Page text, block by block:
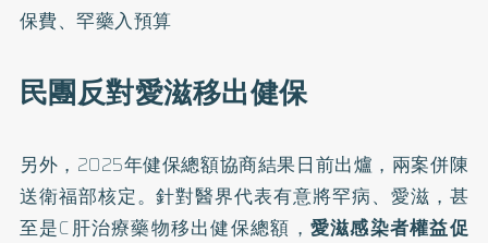
保費、罕藥入預算
民團反對愛滋移出健保
另外，2025年健保總額協商結果日前出爐，兩案併陳
送衛福部核定。針對醫界代表有意將罕病、愛滋，甚
至是C肝治療藥物移出健保總額， 愛滋感染者權益促